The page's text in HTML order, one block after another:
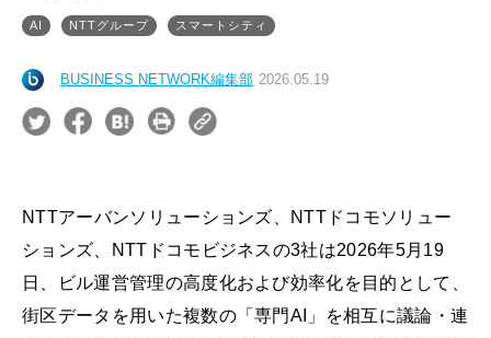
AI NTTグループ スマートシティ
BUSINESS NETWORK編集部 2026.05.19
NTTアーバンソリューションズ、NTTドコモソリュー
ションズ、NTTドコモビジネスの3社は2026年5月19
日、ビル運営管理の高度化および効率化を目的として、
街区データを用いた複数の「専門AI」を相互に議論・連